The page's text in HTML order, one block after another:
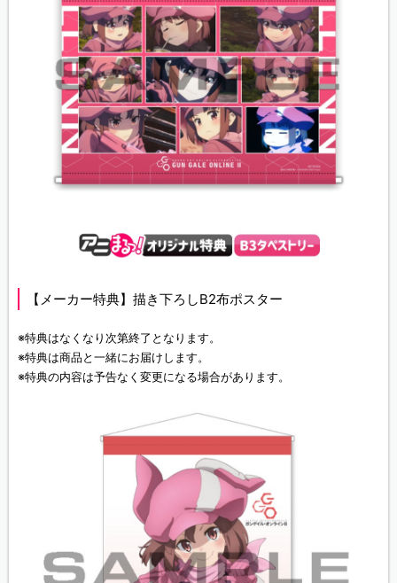
【メーカー特典】描き下ろしB2布ポスター
※特典はなくなり次第終了となります。
※特典は商品と一緒にお届けします。
※特典の内容は予告なく変更になる場合があります。